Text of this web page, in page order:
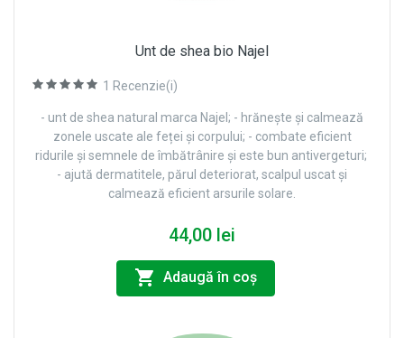
Unt de shea bio Najel
1 Recenzie(i)
- unt de shea natural marca Najel; - hrănește și calmează
zonele uscate ale feței și corpului; - combate eficient
ridurile și semnele de îmbătrânire și este bun antivergeturi;
- ajută dermatitele, părul deteriorat, scalpul uscat și
calmează eficient arsurile solare.
44,00 lei
Adaugă în coş